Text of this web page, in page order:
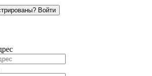
Войти